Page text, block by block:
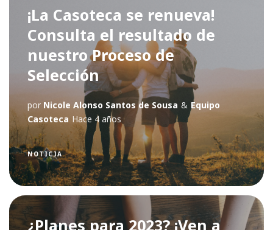
¡La Casoteca se renueva!
Consulta el resultado de
nuestro Proceso de
Selección
por Nicole Alonso Santos de Sousa & Equipo
Casoteca Hace 4 años
NOTICIA
¿Planes para 2023? ¡Ven a